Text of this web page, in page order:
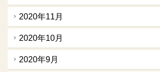
2020年11月
2020年10月
2020年9月